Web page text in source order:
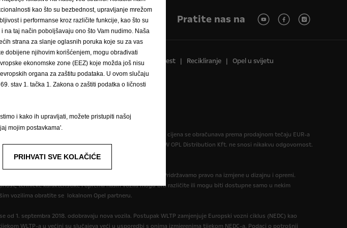
Pratite nas na
Novi podaci o potrošnji goriva Pravna obavijest Recikliranje
Opel u svijetu
na dan 15.8.2008. Cjenik je informativan. Konačna cijena se obračunava prema prodajnom tečaju EUR-a
promjenama u međuvremenu. Podaci su informativni. AW OPL Distribution Kft. ne snosi nikakvu odgovornost.
Sadržani podaci bili su točni u vrijeme objavljivanja. Pridržavamo pravo na izmjene u dizajnu i opremi.
tehničke karakteristike i oprema naših vozila mogu biti različite ili mogu biti dostupne samo u nekim
vozilima obratite se lokalnom Opel partneru.
1. septembra 2018. odobravaju nova vozila. Postupak WLTP zamjenjuje Europski vozni ciklus (NEDC) kao
WLTP-a u većini su slučajeva veći u usporedbi s onima izmjerenima tijekom NEDC-a. Podaci o potrošnji
kao što su bezbednost, upravljanje mrežom
i performanse kroz različite funkcije, kao što su
taj način poboljšavaju ono što Vam nudimo. Naša
strana za slanje oglasnih poruka koje su za vas
dobijene njihovim korišćenjem, mogu obrađivati
ekonomske zone (EEZ) koje možda još nisu
organa za zaštitu podataka. U ovom slučaju
stav 1. tačka 1. Zakona o zaštiti podatka o ličnosti
i kako ih upravljati, možete pristupiti našoj
mojim postavkama'.
PRIHVATI SVE KOLAČIĆE